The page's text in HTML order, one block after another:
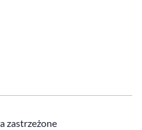
zastrzeżone